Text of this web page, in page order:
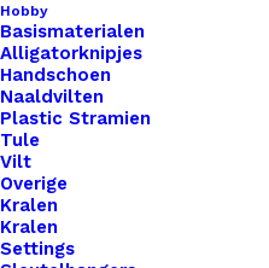
Hobby
Basismaterialen
Alligatorknipjes
Handschoen
Naaldvilten
Plastic Stramien
Tule
Vilt
Overige
Kralen
Kralen
Settings